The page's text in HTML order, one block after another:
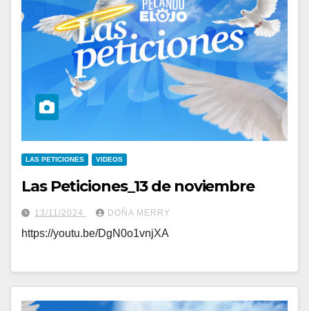
LAS PETICIONES VIDEOS
Las Peticiones_13 de noviembre
13/11/2024 DOÑA MERRY
https://youtu.be/DgN0o1vnjXA